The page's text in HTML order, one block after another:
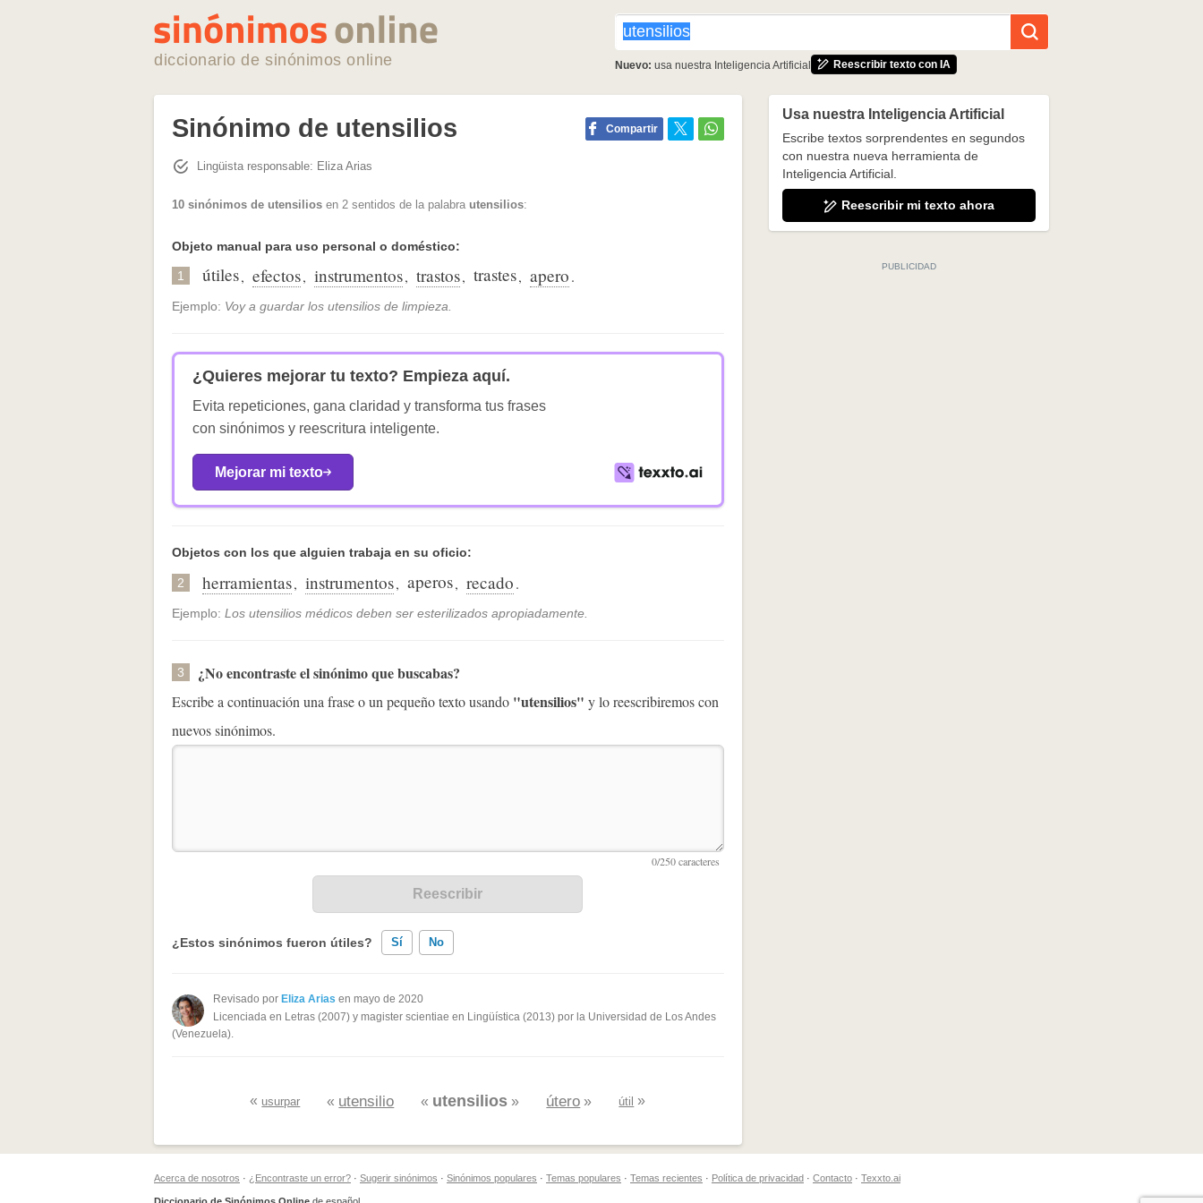
diccionario de sinónimos online Nuevo: usa nuestra Inteligencia Artificial Reescribir texto con IA
Sinónimo de utensilios Compartir
Lingüista responsable: Eliza Arias
10 sinónimos de utensilios en 2 sentidos de la palabra utensilios:
Objeto manual para uso personal o doméstico:
1 útiles, efectos, instrumentos, trastos, trastes, apero.
Ejemplo: Voy a guardar los utensilios de limpieza.
¿Quieres mejorar tu texto? Empieza aquí.
Evita repeticiones, gana claridad y transforma tus frases
con sinónimos y reescritura inteligente.
Mejorar mi texto
Objetos con los que alguien trabaja en su oficio:
2 herramientas, instrumentos, aperos, recado.
Ejemplo: Los utensilios médicos deben ser esterilizados apropiadamente.
3 ¿No encontraste el sinónimo que buscabas?
Escribe a continuación una frase o un pequeño texto usando "utensilios" y lo reescribiremos con
nuevos sinónimos.
¿Estos sinónimos fueron útiles? Sí No
Existen sinónimos incorrectos
Ninguno de los sinónimos presentados me ayudó
Revisado por Eliza Arias en mayo de 2020
Licenciada en Letras (2007) y magister scientiae en Lingüística (2013) por la Universidad de Los Andes
(Venezuela).
« usurpar « utensilio « utensilios » útero » útil »
Usa nuestra Inteligencia Artificial
Escribe textos sorprendentes en segundos
con nuestra nueva herramienta de
Inteligencia Artificial.
Reescribir mi texto ahora
Acerca de nosotros · ¿Encontraste un error? · Sugerir sinónimos · Sinónimos populares · Temas populares · Temas recientes · Política de privacidad · Contacto · Texxto.ai